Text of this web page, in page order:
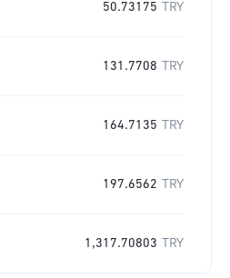
50.73175 TRY
131.7708 TRY
164.7135 TRY
197.6562 TRY
1,317.70803 TRY